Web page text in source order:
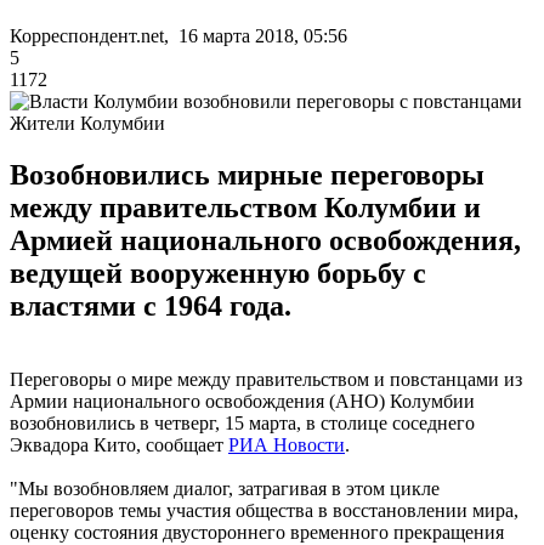
Корреспондент.net, 16 марта 2018, 05:56
5
1172
Жители Колумбии
Возобновились мирные переговоры
между правительством Колумбии и
Армией национального освобождения,
ведущей вооруженную борьбу с
властями с 1964 года.
Переговоры о мире между правительством и повстанцами из
Армии национального освобождения (АНО) Колумбии
возобновились в четверг, 15 марта, в столице соседнего
Эквадора Кито, сообщает РИА Новости.
"Мы возобновляем диалог, затрагивая в этом цикле
переговоров темы участия общества в восстановлении мира,
оценку состояния двустороннего временного прекращения